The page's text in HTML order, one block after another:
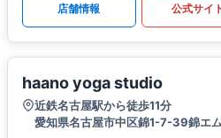
店舗情報 公式サイ
haano yoga studio
近鉄名古屋駅から徒歩11分
愛知県名古屋市中区錦1-7-39錦エ